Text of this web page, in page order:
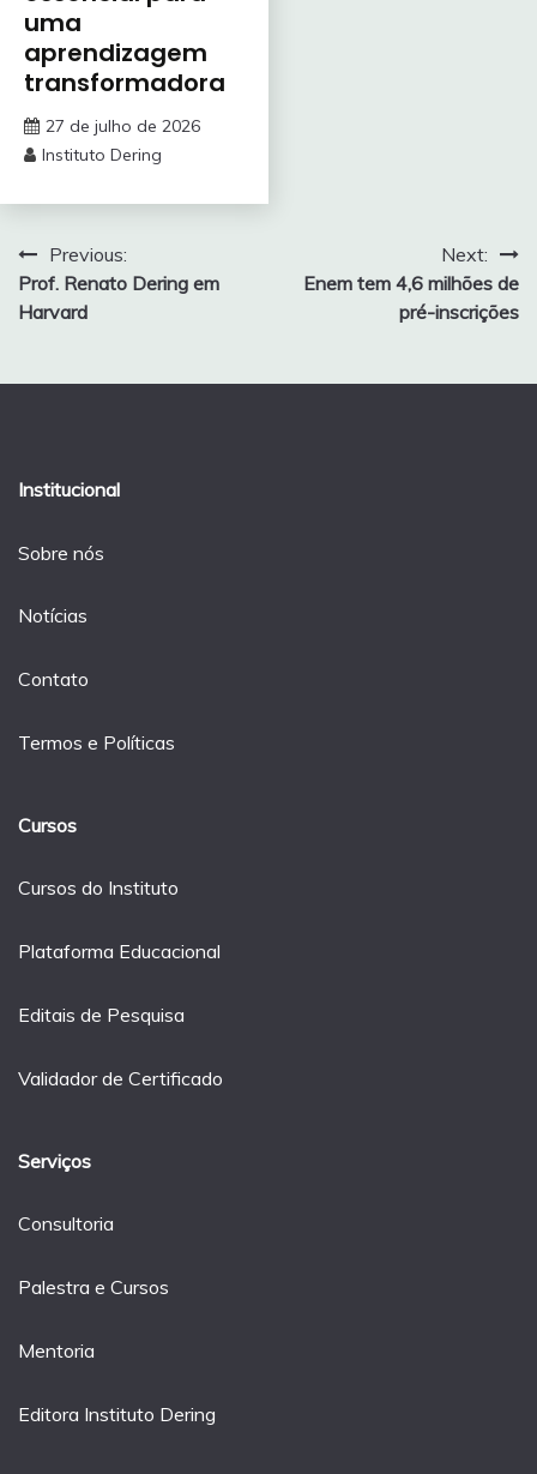
uma
aprendizagem
transformadora
27 de julho de 2026
Instituto Dering
Navegação
de
Previous:
Prof. Renato Dering em
Harvard
Next:
Enem tem 4,6 milhões de
pré-inscrições
Institucional
Sobre nós
Notícias
Contato
Termos e Políticas
Cursos
Cursos do Instituto
Plataforma Educacional
Editais de Pesquisa
Validador de Certificado
Serviços
Consultoria
Palestra e Cursos
Mentoria
Editora Instituto Dering